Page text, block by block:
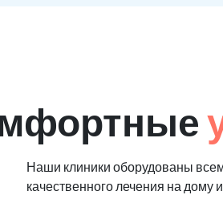
Наши клиники оборудованы
качественного лечения на дому